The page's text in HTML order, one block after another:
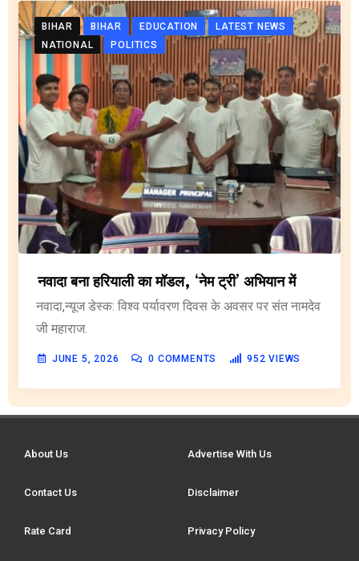
BIHAR BIHAR EDUCATION
LATEST NEWS
NATIONAL
POLITICS
नवादा बना हरियाली का मॉडल, ‘नेम ट्री’ अभियान में
नवादा,न्यूज डेस्क: विश्व पर्यावरण दिवस के अवसर पर संत नामदेव
जी महाराज.
JUNE 5, 2026 0 COMMENTS 952 VIEWS
About Us Advertise With Us
Contact Us Disclaimer
Rate Card Privacy Policy